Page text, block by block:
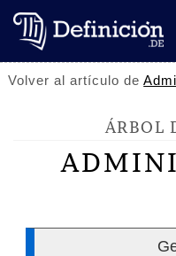
Volver al artículo de
ÁRBOL